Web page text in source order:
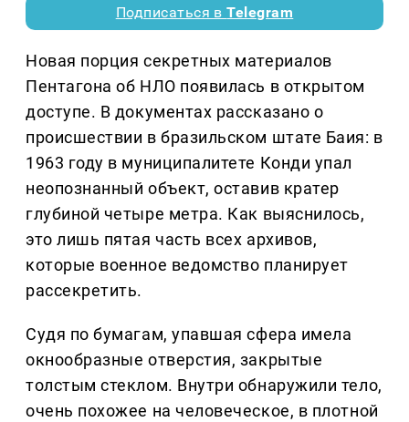
Подписаться вTelegram
Новая порция секретных материалов
Пентагона об НЛО появилась в открытом
доступе. В документах рассказано о
происшествии в бразильском штате Баия: в
1963 году в муниципалитете Конди упал
неопознанный объект, оставив кратер
глубиной четыре метра. Как выяснилось,
это лишь пятая часть всех архивов,
которые военное ведомство планирует
рассекретить.
Судя по бумагам, упавшая сфера имела
окнообразные отверстия, закрытые
толстым стеклом. Внутри обнаружили тело,
очень похожее на человеческое, в плотной